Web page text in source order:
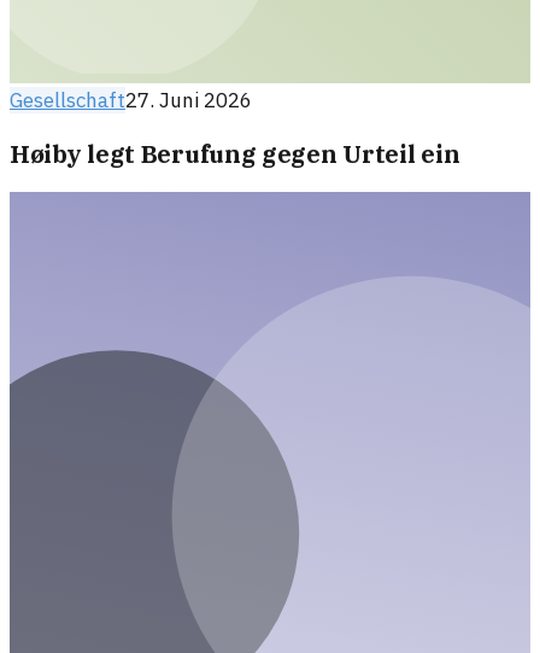
Gesellschaft27. Juni 2026
Høiby legt Berufung gegen Urteil ein